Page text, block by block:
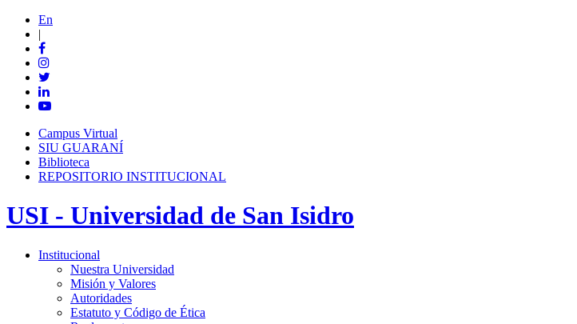
En
|
Campus Virtual
SIU GUARANÍ
Biblioteca
REPOSITORIO INSTITUCIONAL
USI - Universidad de San Isidro
Institucional
Nuestra Universidad
Misión y Valores
Autoridades
Estatuto y Código de Ética